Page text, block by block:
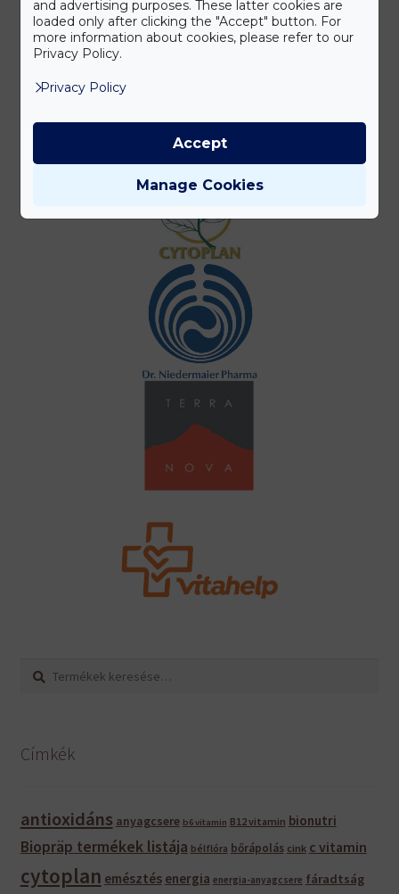
Keresés
Keresés
Címkék
antioxidáns anyagcsere b6 vitamin B12 vitamin bionutri
Biopräp termékek listája bélflóra bőrápolás cink c vitamin
cytoplan emésztés energia energia-anyagcsere fáradtság
and advertising purposes. These latter cookies are
loaded only after clicking the "Accept" button. For
more information about cookies, please refer to our
Privacy Policy.
Privacy Policy
Manage Cookies
Accept